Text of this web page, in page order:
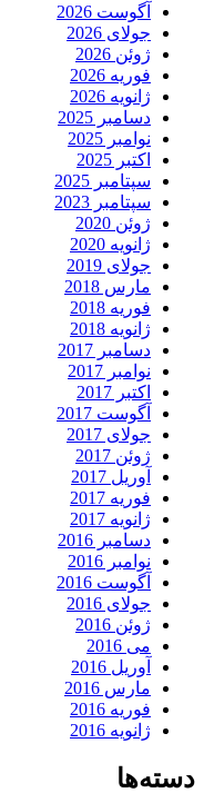
آگوست 2026
جولای 2026
ژوئن 2026
فوریه 2026
ژانویه 2026
دسامبر 2025
نوامبر 2025
اکتبر 2025
سپتامبر 2025
سپتامبر 2023
ژوئن 2020
ژانویه 2020
جولای 2019
مارس 2018
فوریه 2018
ژانویه 2018
دسامبر 2017
نوامبر 2017
اکتبر 2017
آگوست 2017
جولای 2017
ژوئن 2017
آوریل 2017
فوریه 2017
ژانویه 2017
دسامبر 2016
نوامبر 2016
آگوست 2016
جولای 2016
ژوئن 2016
می 2016
آوریل 2016
مارس 2016
فوریه 2016
ژانویه 2016
دسته‌ها